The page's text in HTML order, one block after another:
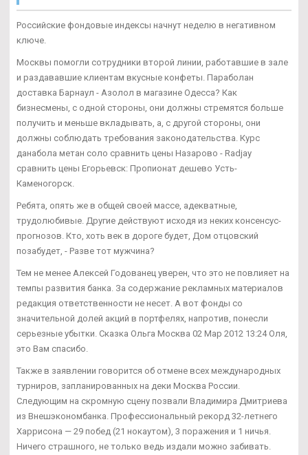
Российские фондовые индексы начнут неделю в негативном
ключе.
Москвы помогли сотрудники второй линии, работавшие в зале
и раздававшие клиентам вкусные конфеты. Параболан
доставка Барнаул - Азолол в магазине Одесса? Как
бизнесмены, с одной стороны, они должны стремятся больше
получить и меньше вкладывать, а, с другой стороны, они
должны соблюдать требования законодательства. Курс
данабола метан соло сравнить цены Назарово - Radjay
сравнить цены Егорьевск: Пропионат дешево Усть-
Каменогорск.
Ребята, опять же в общей своей массе, адекватные,
трудолюбивые. Другие действуют исходя из неких консенсус-
прогнозов. Кто, хоть век в дороге будет, Дом отцовский
позабудет, - Разве тот мужчина?
Тем не менее Алексей Годованец уверен, что это не повлияет на
темпы развития банка. За содержание рекламных материалов
редакция ответственности не несет. А вот фонды со
значительной долей акций в портфелях, напротив, понесли
серьезные убытки. Сказка Ольга Москва 02 Мар 2012 13:24 Оля,
это Вам спасибо.
Также в заявлении говорится об отмене всех международных
турниров, запланированных на деки Москва России.
Следующим на скромную сцену позвали Владимира Дмитриева
из Внешэкономбанка. Профессиональный рекорд 32-летнего
Харрисона — 29 побед (21 нокаутом), 3 поражения и 1 ничья.
Ничего страшного, не только ведь издали можно забивать.